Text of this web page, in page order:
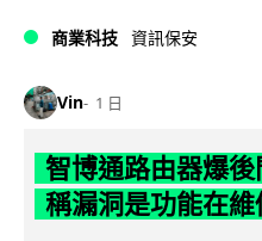
商業科技 資訊保安
Vin 1 日
智博通路由器爆
稱漏洞是功能在維